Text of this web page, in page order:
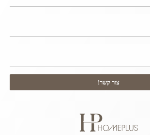
צור קשר!